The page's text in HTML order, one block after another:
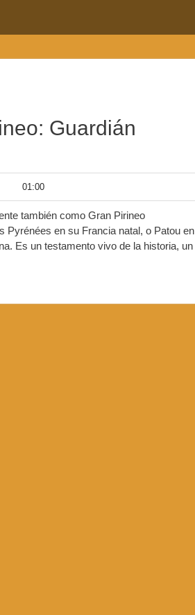
Guardián
01:00
también como Gran Pirineo
Pyrénées en su Francia natal, o Patou en
Es un testamento vivo de la historia, un